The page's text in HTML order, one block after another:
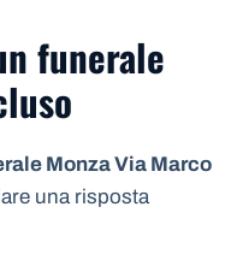
funerale
Monza Via Marco
una risposta